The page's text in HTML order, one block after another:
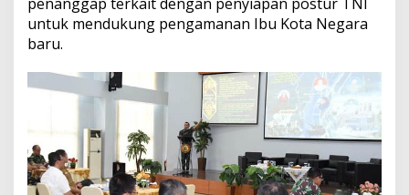
untuk mendukung pengamanan Ibu Kota Negara
baru.